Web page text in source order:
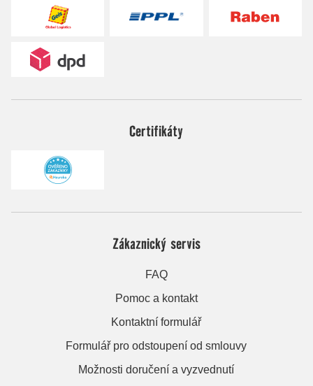
Certifikáty
Zákaznický servis
FAQ
Pomoc a kontakt
Kontaktní formulář
Formulář pro odstoupení od smlouvy
Možnosti doručení a vyzvednutí